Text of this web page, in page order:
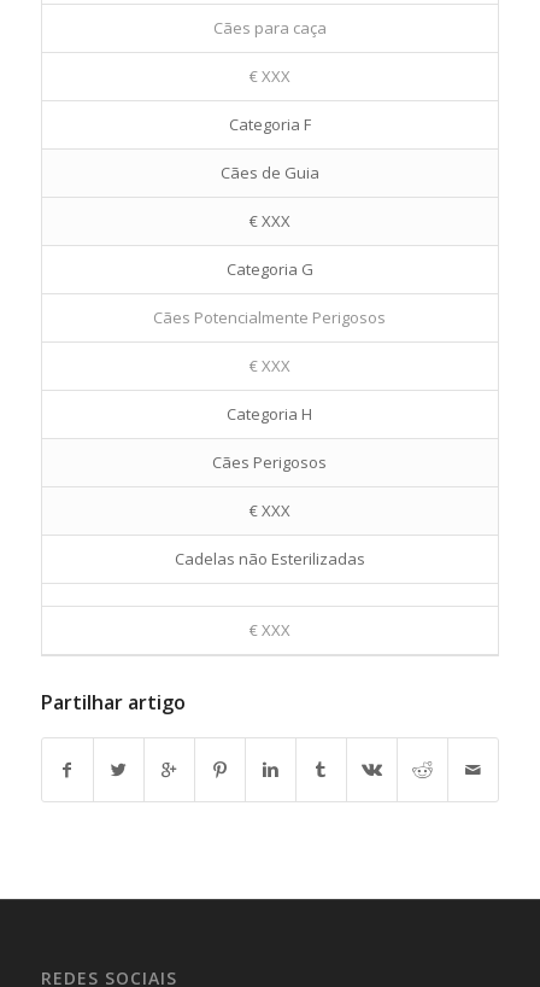
Cães para caça
€ XXX
Categoria F
Cães de Guia
€ XXX
Categoria G
Cães Potencialmente Perigosos
€ XXX
Categoria H
Cães Perigosos
€ XXX
Cadelas não Esterilizadas
€ XXX
Partilhar artigo
REDES SOCIAIS